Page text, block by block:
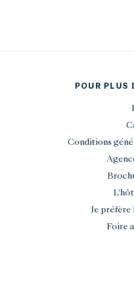
POUR PLUS
Conditions
Je préfère
Foire